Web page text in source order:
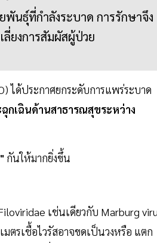
นธุ์ที่กำลังระบาด การรักษาจึง
ยงการสัมผัสผู้ป่วย
ได้ประกาศยกระดับการแพร่ระบาด
กเฉินด้านสาธารณสุขระหว่าง
กันให้มากยิ่งขึ้น
เช่นเดียวกับ Marburg
ตรเชื้อไวรัสอาจขดเป็นวงหรือ แตก